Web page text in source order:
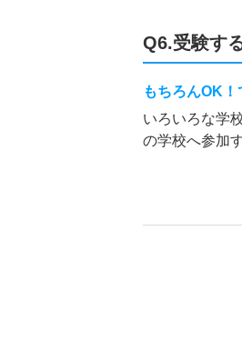
Q6.受験す
もちろんOK！
いろいろな学
の学校へ参加